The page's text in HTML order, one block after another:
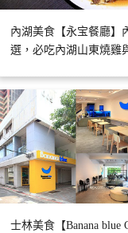
內湖美食【永宝餐廳】
選，必吃內湖山東燒雞
士林美食【Banana blue